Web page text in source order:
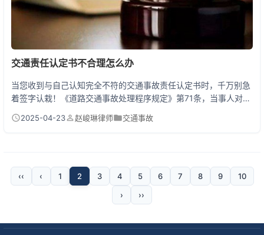
交通责任认定书不合理怎么办
当您收到与自己认知完全不符的交通事故责任认定书时，千万别急
着签字认栽！《道路交通事故处理程序规定》第71条，当事人对认
安机关交通管理部门申请复核。这个规定就像给事故当事人发了一
2025-04-23 赵峻琳律师 交通事故
‹‹ ‹ 1 2 3 4 5 6 7 8 9
10
›
››